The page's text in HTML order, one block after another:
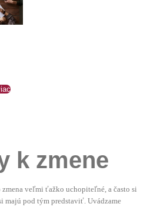
k zmene
veľmi ťažko uchopiteľné, a často si
majú pod tým predstaviť. Uvádzame